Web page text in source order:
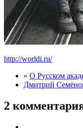
http://worldi.ru/
« О Русском
Дмитрий
2